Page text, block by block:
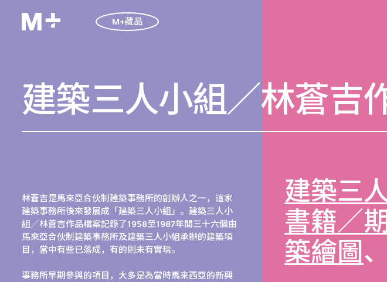
M+藏品
建築三人小組／林蒼吉
林蒼吉是馬來亞合伙制建築事務所的創辦人之一，這家
建築事務所後來發展成「建築三人小組」。建築三人小
組／林蒼吉作品檔案記錄了1958至1987年間三十六個由
馬來亞合伙制建築事務所及建築三人小組承辦的建築項
目，當中有些已落成，有的則未有實現。
事務所早期參與的項目，大多是為當時馬來西亞的新興
建築三
書籍／
築繪圖、